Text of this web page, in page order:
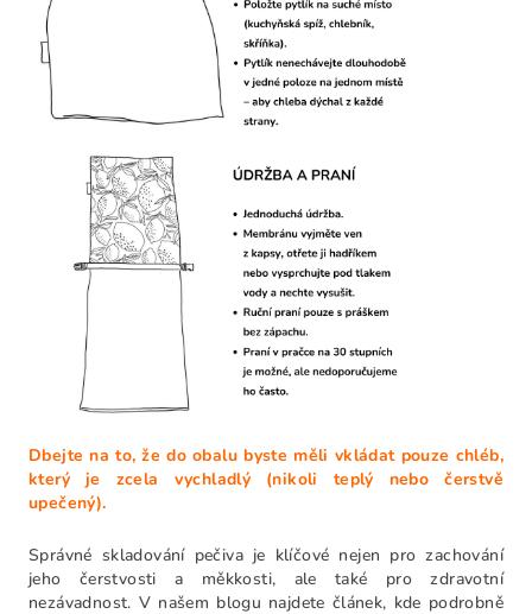
Dbejte na to, že do obalu byste měli vkládat pouze chléb,
který je zcela vychladlý (nikoli teplý nebo čerstvě
upečený).
Správné skladování pečiva je klíčové nejen pro zachování
jeho čerstvosti a měkkosti, ale také pro zdravotní
nezávadnost. V našem blogu najdete článek, kde podrobně